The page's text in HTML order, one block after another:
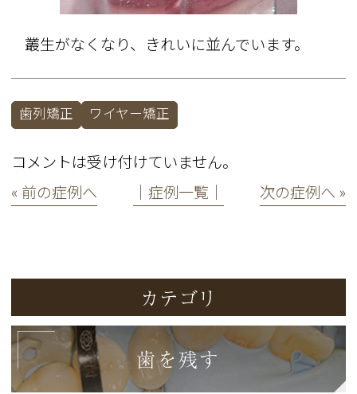
叢生がなくなり、きれいに並んでいます。
歯列矯正 ワイヤー矯正
コメントは受け付けていません。
« 前の症例へ
│症例一覧│ 次の症例へ »
カテゴリ
歯を残す